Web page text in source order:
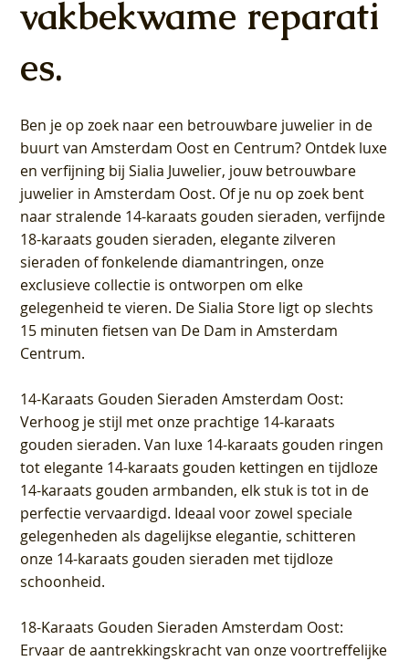
vakbekwame reparati
es.
Ben je op zoek naar een betrouwbare juwelier in de
buurt van Amsterdam Oost en Centrum? Ontdek luxe
en verfijning bij Sialia Juwelier, jouw betrouwbare
juwelier in Amsterdam Oost. Of je nu op zoek bent
naar stralende 14-karaats gouden sieraden, verfijnde
18-karaats gouden sieraden, elegante zilveren
sieraden of fonkelende diamantringen, onze
exclusieve collectie is ontworpen om elke
gelegenheid te vieren. De Sialia Store ligt op slechts
15 minuten fietsen van De Dam in Amsterdam
Centrum.
14-Karaats Gouden Sieraden Amsterdam Oost:
Verhoog je stijl met onze prachtige 14-karaats
gouden sieraden. Van luxe 14-karaats gouden ringen
tot elegante 14-karaats gouden kettingen en tijdloze
14-karaats gouden armbanden, elk stuk is tot in de
perfectie vervaardigd. Ideaal voor zowel speciale
gelegenheden als dagelijkse elegantie, schitteren
onze 14-karaats gouden sieraden met tijdloze
schoonheid.
18-Karaats Gouden Sieraden Amsterdam Oost:
Ervaar de aantrekkingskracht van onze voortreffelijke